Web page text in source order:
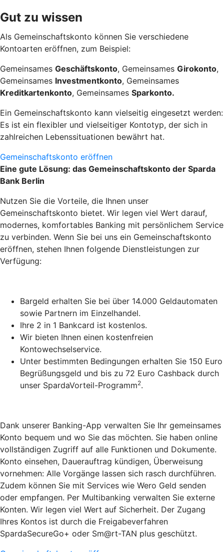
Gut zu wissen
Als Gemeinschaftskonto können Sie verschiedene
Kontoarten eröffnen, zum Beispiel:
Gemeinsames Geschäftskonto, Gemeinsames Girokonto,
Gemeinsames Investmentkonto, Gemeinsames
Kreditkartenkonto, Gemeinsames Sparkonto.
Ein Gemeinschaftskonto kann vielseitig eingesetzt werden:
Es ist ein flexibler und vielseitiger Kontotyp, der sich in
zahlreichen Lebenssituationen bewährt hat.
Gemeinschaftskonto eröffnen
Eine gute Lösung: das Gemeinschaftskonto der Sparda
Bank Berlin
Nutzen Sie die Vorteile, die Ihnen unser
Gemeinschaftskonto bietet. Wir legen viel Wert darauf,
modernes, komfortables Banking mit persönlichem Service
zu verbinden. Wenn Sie bei uns ein Gemeinschaftskonto
eröffnen, stehen Ihnen folgende Dienstleistungen zur
Verfügung:
Bargeld erhalten Sie bei über 14.000 Geldautomaten
sowie Partnern im Einzelhandel.
Ihre 2 in 1 Bankcard ist kostenlos.
Wir bieten Ihnen einen kostenfreien
Kontowechselservice.
Unter bestimmten Bedingungen erhalten Sie 150 Euro
Begrüßungsgeld und bis zu 72 Euro Cashback durch
unser SpardaVorteil-Programm2.
Dank unserer Banking-App verwalten Sie Ihr gemeinsames
Konto bequem und wo Sie das möchten. Sie haben online
vollständigen Zugriff auf alle Funktionen und Dokumente.
Konto einsehen, Dauerauftrag kündigen, Überweisung
vornehmen: Alle Vorgänge lassen sich rasch durchführen.
Zudem können Sie mit Services wie Wero Geld senden
oder empfangen. Per Multibanking verwalten Sie externe
Konten. Wir legen viel Wert auf Sicherheit. Der Zugang
Ihres Kontos ist durch die Freigabeverfahren
SpardaSecureGo+ oder Sm@rt-TAN plus geschützt.